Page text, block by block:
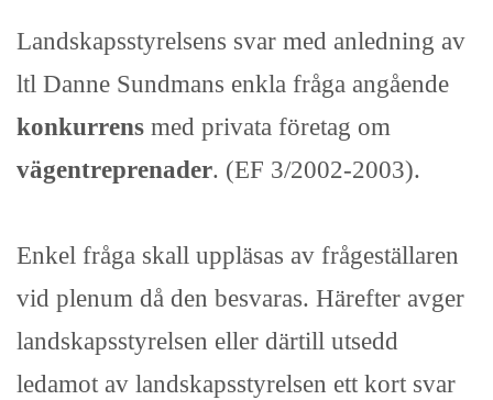
Landskapsstyrelsens svar med anledning av
ltl Danne Sundmans enkla fråga angående
konkurrens med privata företag om
vägentreprenader. (EF 3/2002-2003).
Enkel fråga skall uppläsas av frågeställaren
vid plenum då den besvaras. Härefter avger
landskapsstyrelsen eller därtill utsedd
ledamot av landskapsstyrelsen ett kort svar